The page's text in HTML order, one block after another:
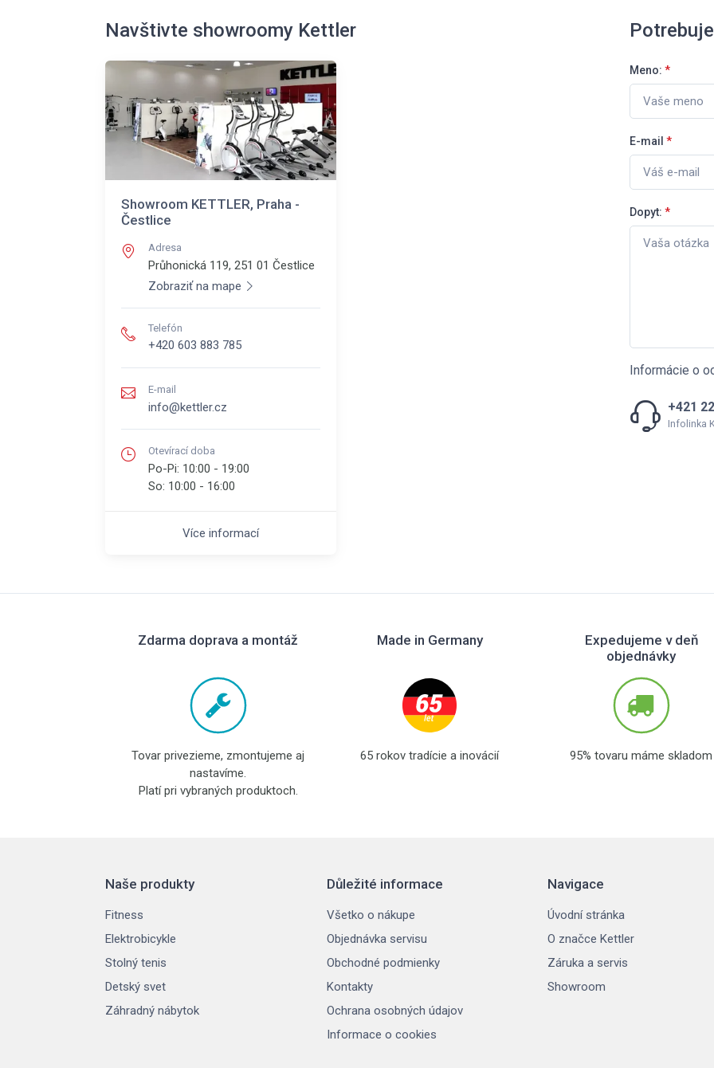
Navštivte showroomy Kettler
Showroom KETTLER, Praha -
Čestlice
Adresa
Průhonická 119, 251 01 Čestlice
Zobraziť na mape
Telefón
+420 603 883 785
E-mail
info@kettler.cz
Otevírací doba
Po-Pi: 10:00 - 19:00
So: 10:00 - 16:00
Více informací
Meno: *
E-mail *
Dopyt: *
Informácie o
+421
Infolinka
Zdarma doprava a montáž
Tovar privezieme, zmontujeme aj
nastavíme.
Platí pri vybraných produktoch.
Made in Germany
65 rokov tradície a inovácií
Expedujeme v deň
objednávky
95% tovaru máme skladom
Naše produkty
Fitness
Elektrobicykle
Stolný tenis
Detský svet
Záhradný nábytok
Důležité informace
Všetko o nákupe
Objednávka servisu
Obchodné podmienky
Kontakty
Ochrana osobných údajov
Informace o cookies
Navigace
Úvodní stránka
O značce Kettler
Záruka a servis
Showroom